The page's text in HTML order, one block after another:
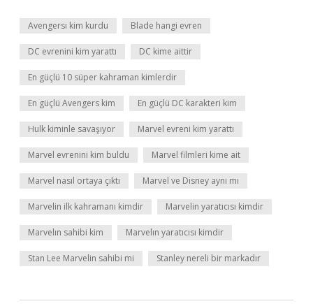
Avengersı kim kurdu Blade hangi evren
DC evrenini kim yarattı DC kime aittir
En güçlü 10 süper kahraman kimlerdir
En güçlü Avengers kim En güçlü DC karakteri kim
Hulk kiminle savaşıyor Marvel evreni kim yarattı
Marvel evrenini kim buldu Marvel filmleri kime ait
Marvel nasıl ortaya çıktı Marvel ve Disney aynı mı
Marvelin ilk kahramanı kimdir Marvelin yaratıcısı kimdir
Marvelın sahibi kim Marvelın yaratıcısı kimdir
Stan Lee Marvelin sahibi mi Stanley nereli bir markadır